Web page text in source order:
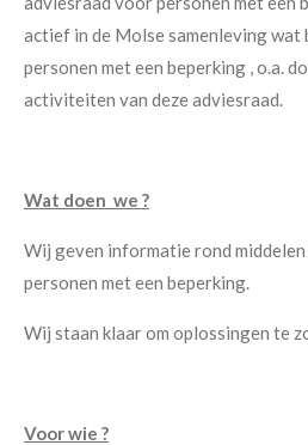
actief in de Molse samenleving
personen met een beperking , o.a.
activiteiten van deze adviesraad.
Wat doen we ?
Wij geven informatie rond
personen met een beperking.
Wij staan klaar om oplossingen te
Voor wie ?